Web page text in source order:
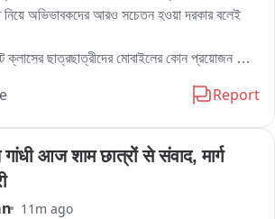
অভিভাবকদের আরও সচেতন হওয়া দরকার বলেই
ক্লাসের ছাত্রছাত্রীদের মোবাইলের কোন প্রয়োজন নেই
রাখা প্রয়োজন সেই কী ভাবে মোবাইল ব্যবহার
নিয়ে আসা আইন গত নিষিদ্ধ। তার মাঝেও কেউ
হাতে তুলে দি। সুতরাং ছাত্রছাত্রীদের
মিডিয়া আসক্তি নিয়ে চিন্তিত অভিভাবককূল。
Report
आज शाम छात्रों से संवाद, मार्ग
11m ago